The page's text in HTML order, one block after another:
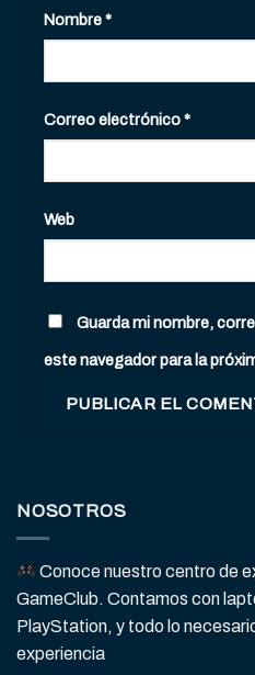
Nombre*
Correo electrónico*
Web
Guarda mi nombre,
este navegador para la
NOSOTROS
Conoce nuestro centro de
GameClub. Contamos con
PlayStation, y todo lo
experiencia